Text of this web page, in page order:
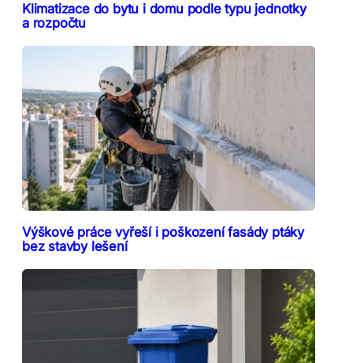
Klimatizace do bytu i domu podle typu jednotky
a rozpočtu
Výškové práce vyřeší i poškození fasády ptáky
bez stavby lešení